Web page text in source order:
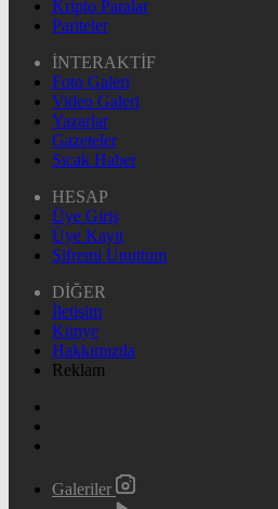
Kripto Paralar
Pariteler
İNTERAKTİF
Foto Galeri
Video Galeri
Yazarlar
Gazeteler
Sıcak Haber
HESAP
Üye Giriş
Üye Kayıt
Şifremi Unuttum
DİĞER
İletişim
Künye
Hakkımızda
Reklam
Galeriler